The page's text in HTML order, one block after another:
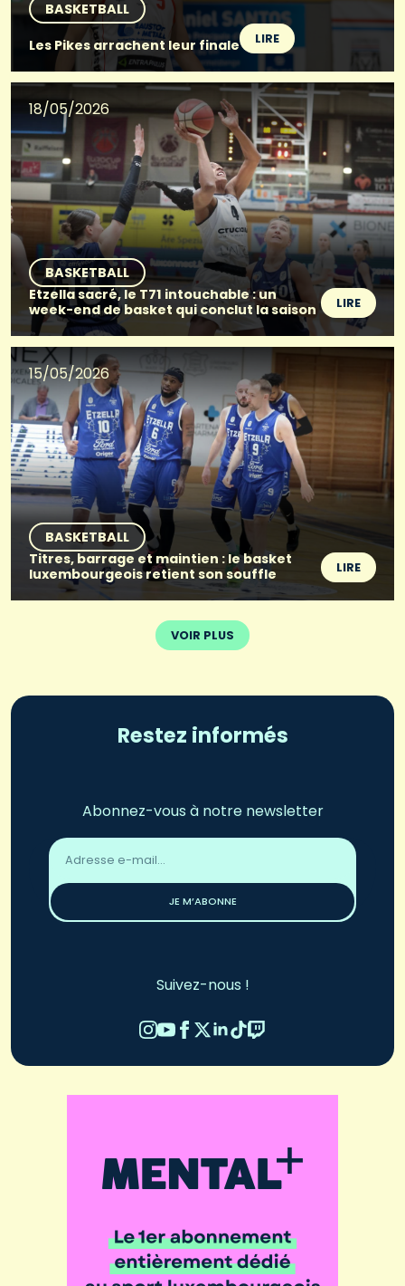
BASKETBALL
Les Pikes arrachent leur finale
LIRE
18/05/2026
BASKETBALL
Etzella sacré, le T71 intouchable : un
week-end de basket qui conclut la saison
LIRE
15/05/2026
BASKETBALL
Titres, barrage et maintien : le basket
luxembourgeois retient son souffle
LIRE
VOIR PLUS
Restez informés
Abonnez-vous à notre newsletter
Adresse
email
JE M’ABONNE
Suivez-nous !